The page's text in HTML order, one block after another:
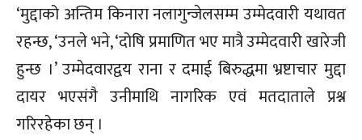
‘मुद्दाको अन्तिम किनारा नलागुन्जेलसम्म उम्मेदवारी यथावत
रहन्छ, ‘उनले भने, ‘दोषि प्रमाणित भए मात्रै उम्मेदवारी खारेजी
हुन्छ ।’ उम्मेदवारद्वय राना र दमाई बिरुद्धमा भ्रष्टाचार मुद्दा
दायर भएसंगै उनीमाथि नागरिक एवं मतदाताले प्रश्न
गरिरहेका छन् ।